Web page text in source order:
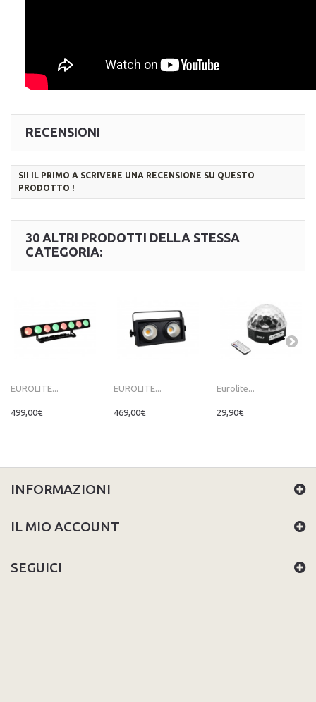
RECENSIONI
SII IL PRIMO A SCRIVERE UNA RECENSIONE SU QUESTO
PRODOTTO !
30 ALTRI PRODOTTI DELLA STESSA
CATEGORIA:
EUROLITE...
499,00€
EUROLITE...
469,00€
Eurolite...
29,90€
INFORMAZIONI
IL MIO ACCOUNT
SEGUICI